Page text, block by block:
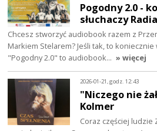
Pogodny 2.0 -
słuchaczy
Chcesz stworzyć audiobook razem z
Markiem Stelarem? Jeśli tak, to
"Pogodny 2.0" to audiobook… » więcej
2026-01-21, godz. 12:43
"Niczego nie
Kolmer
Coraz częściej